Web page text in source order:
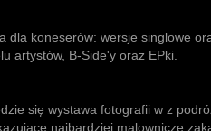
dla koneserów: wersje singlowe
artystów, B-Side'y oraz EPki.
się wystawa fotografii w z
najbardziej malownicze